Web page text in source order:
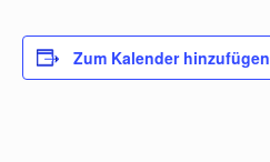
Zum Kalender hinzufügen